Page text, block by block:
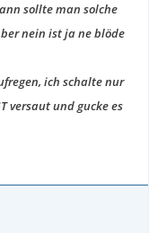
sollte man solche
nein ist ja ne blöde
ich schalte nur
versaut und gucke es